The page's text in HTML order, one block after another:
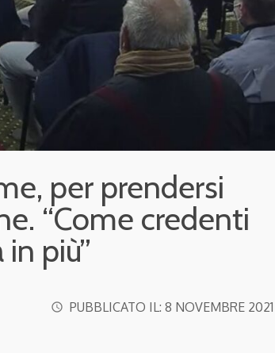
per prendersi
“Come credenti
più”
access_time PUBBLICATO IL: 8 NOVEMBRE 2021